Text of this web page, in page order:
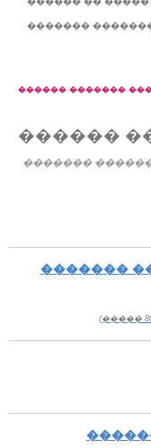
�������
������ �������
������
�������
�������
(�����